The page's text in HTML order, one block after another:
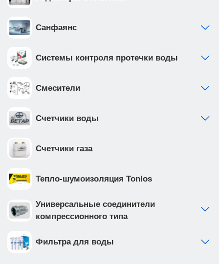
Санфаянс
Системы контроля протечки воды
Смесители
Счетчики воды
Счетчики газа
Тепло-шумоизоляция Tonlos
Универсальные соединители
компрессионного типа
Фильтра для воды